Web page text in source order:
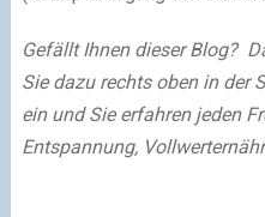
Gefällt Ihnen dieser Blog?
Sie dazu rechts oben in der
ein und Sie erfahren jeden
Entspannung,